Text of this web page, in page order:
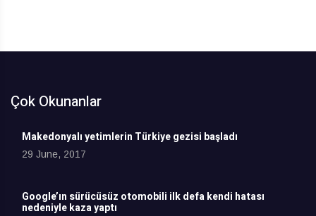
Çok Okunanlar
Makedonyalı yetimlerin Türkiye gezisi başladı
29 June, 2017
Google’ın sürücüsüz otomobili ilk defa kendi hatası
nedeniyle kaza yaptı